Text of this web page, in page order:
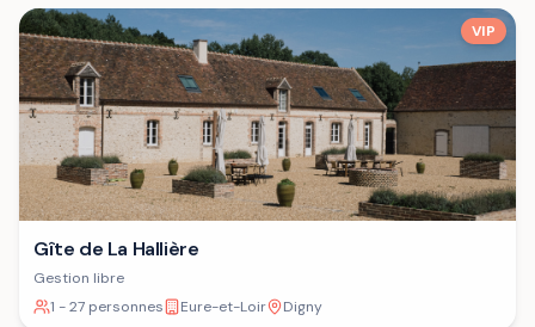
VIP
Gîte de La Hallière
Gestion libre
1 - 27 personnes
Eure-et-Loir Digny